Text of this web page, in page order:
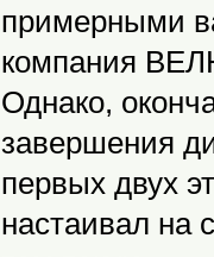
примерными
компания
Однако,
завершения
первых двух
настаивал на